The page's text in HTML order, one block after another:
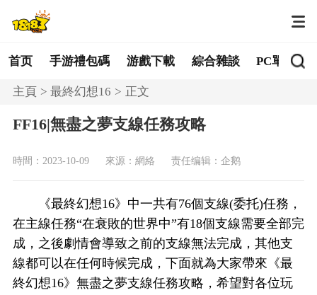
首页 手游禮包碼 游戲下載 綜合雜談 PC單機
主頁 最終幻想16 正文
FF16|無盡之夢支線任務攻略
時間：2023-10-09 來源：網絡 责任编辑：企鹅
《最終幻想16》中一共有76個支線(委托)任務，
在主線任務“在衰敗的世界中”有18個支線需要全部完
成，之後劇情會導致之前的支線無法完成，其他支
線都可以在任何時候完成，下面就為大家帶來《最
終幻想16》無盡之夢支線任務攻略，希望對各位玩